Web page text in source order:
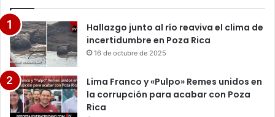
Hallazgo junto al río reaviva el clima de
incertidumbre en Poza Rica
16 de octubre de 2025
Lima Franco y «Pulpo» Remes unidos en
la corrupción para acabar con Poza
Rica